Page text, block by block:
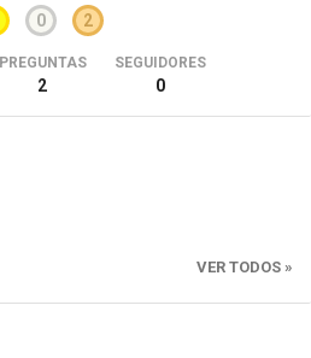
0 2
PREGUNTAS
2
SEGUIDORES
0
VER TODOS »